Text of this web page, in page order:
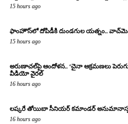
15 hours ago
ఫాంహౌస్‌లో దోపిడీకి దుండగుల యత్నం..
15 hours ago
అరుణాచల్‌పై ఆందోళన.. ‘చైనా ఆక్రమణలు
వీడియో వైరల్
16 hours ago
లష్కరే తోయిబా సీనియర్ కమాండర్
16 hours ago